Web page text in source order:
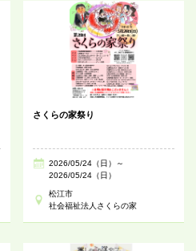
さくらの家祭り
2026/05/24（日）～
2026/05/24（日）
松江市
社会福祉法人さくらの家